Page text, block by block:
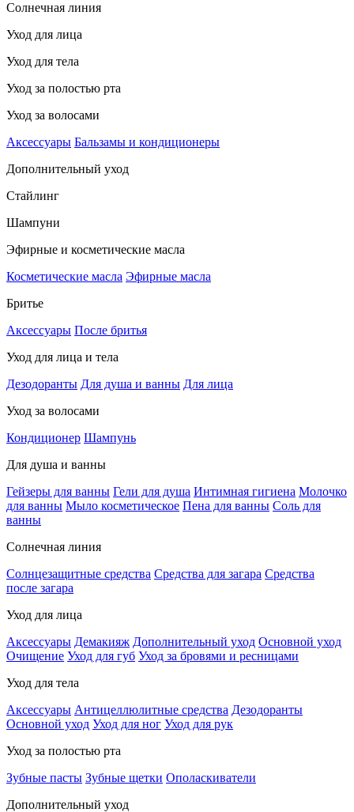
Солнечная линия
Уход для лица
Уход для тела
Уход за полостью рта
Уход за волосами
Аксессуары Бальзамы и кондиционеры
Дополнительный уход
Стайлинг
Шампуни
Эфирные и косметические масла
Косметические масла Эфирные масла
Бритье
Аксессуары После бритья
Уход для лица и тела
Дезодоранты Для душа и ванны Для лица
Уход за волосами
Кондиционер Шампунь
Для душа и ванны
Гейзеры для ванны Гели для душа Интимная гигиена Молочко
для ванны Мыло косметическое Пена для ванны Соль для
ванны
Солнечная линия
Солнцезащитные средства Средства для загара Средства
после загара
Уход для лица
Аксессуары Демакияж Дополнительный уход Основной уход
Очищение Уход для губ Уход за бровями и ресницами
Уход для тела
Аксессуары Антицеллюлитные средства Дезодоранты
Основной уход Уход для ног Уход для рук
Уход за полостью рта
Зубные пасты Зубные щетки Ополаскиватели
Дополнительный уход